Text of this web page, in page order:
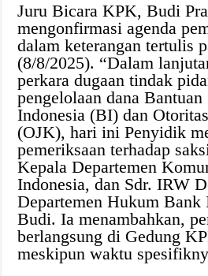
Juru Bicara KPK, Budi
mengonfirmasi agenda
dalam keterangan tertulis
(8/8/2025). “Dalam
perkara dugaan tindak
pengelolaan dana
Indonesia (BI) dan
(OJK), hari ini Penyidik
pemeriksaan terhadap
Kepala Departemen
Indonesia, dan Sdr. IRW
Departemen Hukum Bank
Budi. Ia menambahkan,
berlangsung di Gedung
meskipun waktu